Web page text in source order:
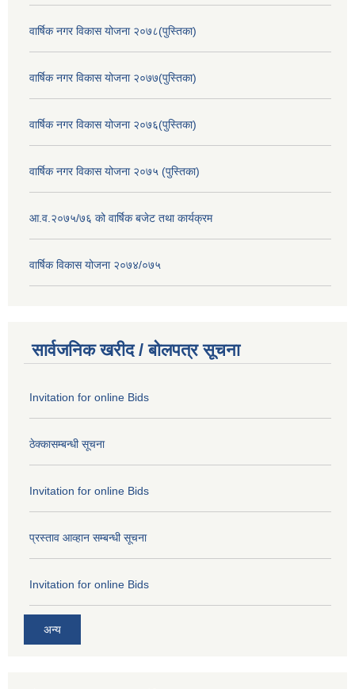
वार्षिक नगर विकास योजना २०७८(पुस्तिका)
वार्षिक नगर विकास योजना २०७७(पुस्तिका)
वार्षिक नगर विकास योजना २०७६(पुस्तिका)
वार्षिक नगर विकास योजना २०७५ (पुस्तिका)
आ.व.२०७५/७६ को वार्षिक बजेट तथा कार्यक्रम
वार्षिक विकास योजना २०७४/०७५
सार्वजनिक खरीद / बोलपत्र सूचना
Invitation for online Bids
ठेक्कासम्बन्धी सूचना
Invitation for online Bids
प्रस्ताव आव्हान सम्बन्धी सूचना
Invitation for online Bids
अन्य